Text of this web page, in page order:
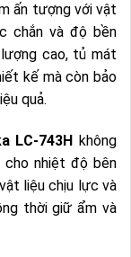
ấn tượng với vật
chắn và độ bền
cao, tủ mát
kế mà còn bảo
quả.
LC-743H không
nhiệt độ bên
liệu chịu lực và
thời giữ ẩm và